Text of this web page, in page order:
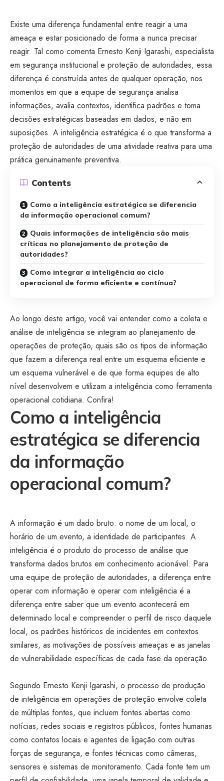
Existe uma diferença fundamental entre reagir a uma
ameaça e estar posicionado de forma a nunca precisar
reagir. Tal como comenta Ernesto Kenji Igarashi, especialista
em segurança institucional e proteção de autoridades, essa
diferença é construída antes de qualquer operação, nos
momentos em que a equipe de segurança analisa
informações, avalia contextos, identifica padrões e toma
decisões estratégicas baseadas em dados, e não em
suposições. A inteligência estratégica é o que transforma a
proteção de autoridades de uma atividade reativa para uma
prática genuinamente preventiva.
Contents
Como a inteligência estratégica se diferencia
da informação operacional comum?
Quais informações de inteligência são mais
críticas no planejamento de proteção de
autoridades?
Como integrar a inteligência ao ciclo
operacional de forma eficiente e contínua?
Ao longo deste artigo, você vai entender como a coleta e
análise de inteligência se integram ao planejamento de
operações de proteção, quais são os tipos de informação
que fazem a diferença real entre um esquema eficiente e
um esquema vulnerável e de que forma equipes de alto
nível desenvolvem e utilizam a inteligência como ferramenta
operacional cotidiana. Confira!
Como a inteligência
estratégica se diferencia
da informação
operacional comum?
A informação é um dado bruto: o nome de um local, o
horário de um evento, a identidade de participantes. A
inteligência é o produto do processo de análise que
transforma dados brutos em conhecimento acionável. Para
uma equipe de proteção de autoridades, a diferença entre
operar com informação e operar com inteligência é a
diferença entre saber que um evento acontecerá em
determinado local e compreender o perfil de risco daquele
local, os padrões históricos de incidentes em contextos
similares, as motivações de possíveis ameaças e as janelas
de vulnerabilidade específicas de cada fase da operação.
Segundo Ernesto Kenji Igarashi, o processo de produção
de inteligência em operações de proteção envolve coleta
de múltiplas fontes, que incluem fontes abertas como
notícias, redes sociais e registros públicos, fontes humanas
como contatos locais e agentes de ligação com outras
forças de segurança, e fontes técnicas como câmeras,
sensores e sistemas de monitoramento. Cada fonte tem um